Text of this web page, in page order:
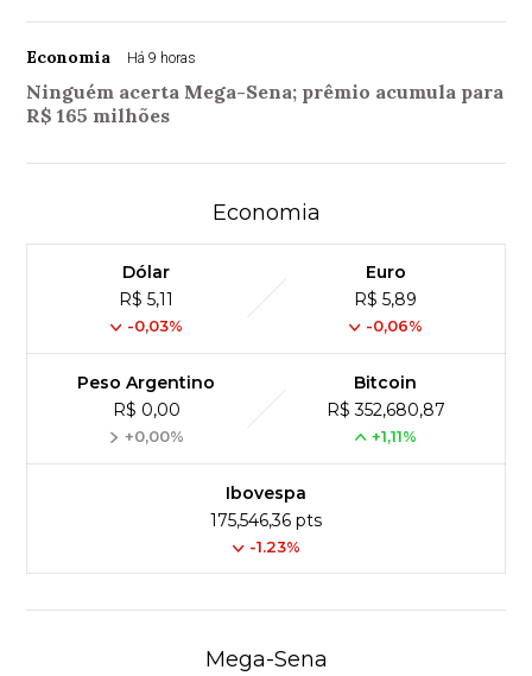
Economia Há 9 horas
Ninguém acerta Mega-Sena; prêmio acumula para
R$ 165 milhões
Economia
Dólar
R$ 5,11
-0,03%
Euro
R$ 5,89
-0,06%
Peso Argentino
R$ 0,00
+0,00%
Bitcoin
R$ 352,680,87
+1,11%
Ibovespa
175,546,36 pts
-1.23%
Mega-Sena